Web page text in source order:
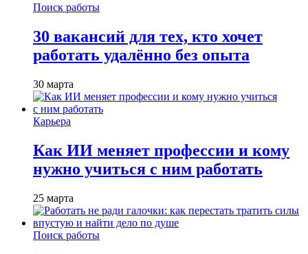
Поиск работы
30 вакансий для тех, кто хочет
работать удалённо без опыта
30 марта
Карьера
Как ИИ меняет профессии и кому
нужно учиться с ним работать
25 марта
Поиск работы